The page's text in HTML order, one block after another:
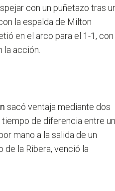
con un puñetazo tras
la espalda de Milton
en el arco para el 1-1, con
la acción.
sacó ventaja mediante dos
de diferencia entre
mano a la salida de un
de la Ribera, venció la